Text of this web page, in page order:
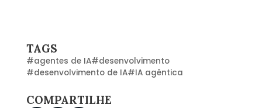
TAGS
#agentes de IA#desenvolvimento
#desenvolvimento de IA#IA agêntica
COMPARTILHE